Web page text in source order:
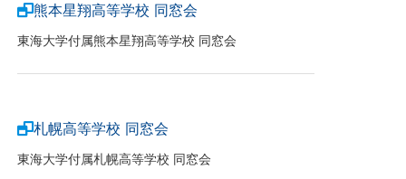
熊本星翔高等学校 同窓会
東海大学付属熊本星翔高等学校 同窓会
札幌高等学校 同窓会
東海大学付属札幌高等学校 同窓会